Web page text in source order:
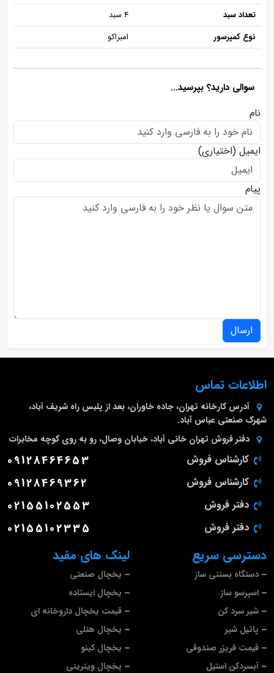
تعداد سبد
4 سبد
نوع کمپرسور
امبراکو
سوالی دارید؟ بپرسید...
نام
ایمیل (اختیاری)
پیام
ارسال
لینک های مفید
یخچال صنعتی
یخچال ایستاده
قیمت یخچال داروخانه ای
یخچال هتلی
یخچال کینو
یخچال ویترینی
دسترسی سریع
دستگاه بستنی ساز
اسپرسو ساز
شیر سرد کن
پاتیل شیر
قیمت فریزر صندوقی
آبسردکن استیل
اطلاعات تماس
آدرس کارخانه تهران، جاده خاوران، بعد از پلیس راه شریف آباد،
شهرک صنعتی عباس آباد.
دفتر فروش تهران خانی آباد، خیابان وصال، رو به روی کوچه مخابرات
کارشناس فروش 09128464653
کارشناس فروش 09128469362
دفتر فروش 02155102553
دفتر فروش 02155102335